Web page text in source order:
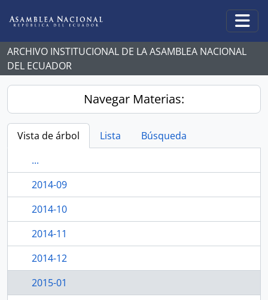
ARCHIVO INSTITUCIONAL DE LA ASAMBLEA NACIONAL
DEL ECUADOR
Navegar Materias:
Vista de árbol Lista
Búsqueda
...
2014-09
2014-10
2014-11
2014-12
2015-01